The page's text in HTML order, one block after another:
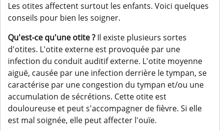
Les otites affectent surtout les enfants. Voici quelques
conseils pour bien les soigner.
Qu'est-ce qu'une otite ? Il existe plusieurs sortes
d'otites. L'otite externe est provoquée par une
infection du conduit auditif externe. L'otite moyenne
aiguë, causée par une infection derrière le tympan, se
caractérise par une congestion du tympan et/ou une
accumulation de sécrétions. Cette otite est
douloureuse et peut s'accompagner de fièvre. Si elle
est mal soignée, elle peut affecter l'ouïe.